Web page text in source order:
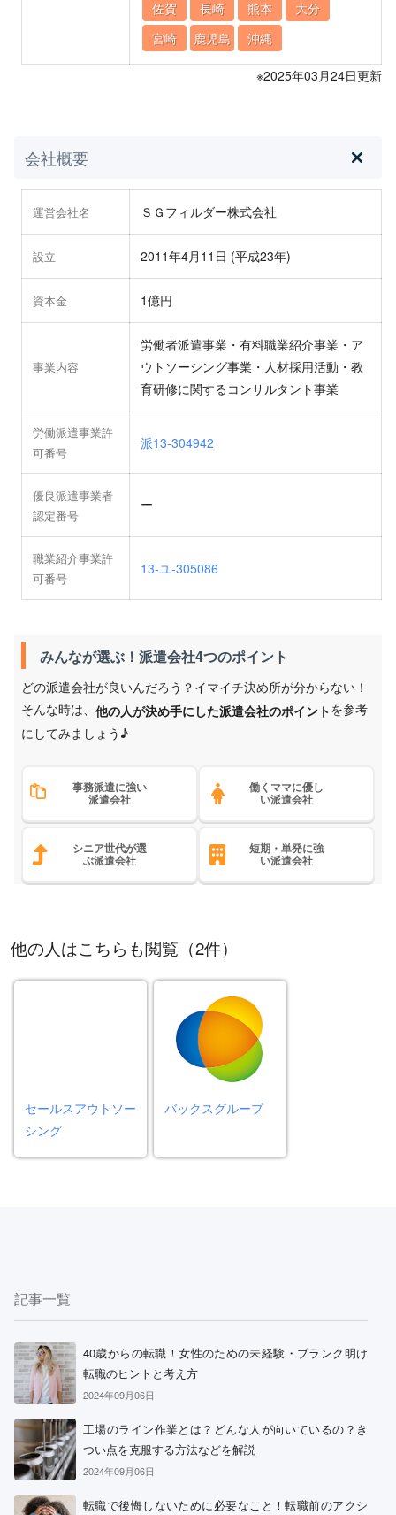
佐賀 長崎 熊本
大分
宮崎
鹿児島 沖縄
※2025年03月24日更新
会社概要
運営会社名 ＳＧフィルダー株式会社
設立 2011年4月11日 (平成23年)
資本金 1億円
事業内容
労働者派遣事業・有料職業紹介事業・ア
ウトソーシング事業・人材採用活動・教
育研修に関するコンサルタント事業
労働派遣事業許
可番号
派13-304942
優良派遣事業者
認定番号
ー
職業紹介事業許
可番号
13-ユ-305086
みんなが選ぶ！派遣会社4つのポイント
どの派遣会社が良いんだろう？イマイチ決め所が分からない！
そんな時は、 他の人が決め手にした派遣会社のポイントを参考
にしてみましょう♪
事務派遣に強い
派遣会社
働くママに優し
い派遣会社
シニア世代が選
ぶ派遣会社
短期・単発に強
い派遣会社
他の人はこちらも閲覧（2件）
セールスアウトソー
シング
バックスグループ
記事一覧
40歳からの転職！女性のための未経験・ブランク明け
転職のヒントと考え方
2024年09月06日
工場のライン作業とは？どんな人が向いているの？き
つい点を克服する方法などを解説
2024年09月06日
転職で後悔しないために必要なこと！転職前のアクシ